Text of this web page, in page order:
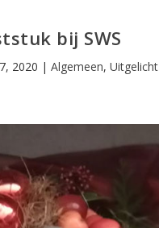
bij SWS
2020 | Algemeen, Uitgelicht